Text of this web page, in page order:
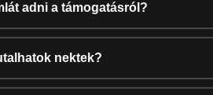
adni a támogatásról?
nektek?